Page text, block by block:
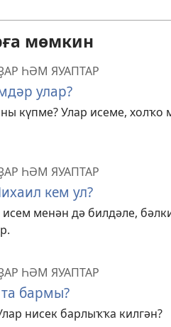
мөмкин
ҺӘМ ЯУАПТАР
улар?
күпме? Улар исеме, холҡо
ҺӘМ ЯУАПТАР
кем ул?
менән дә билдәле,
ҺӘМ ЯУАПТАР
бармы?
нисек барлыҡҡа килгән?